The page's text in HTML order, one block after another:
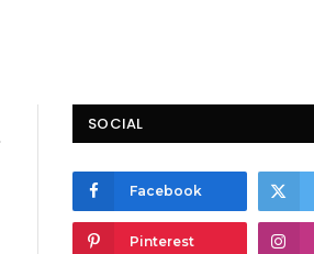
SOCIAL
Facebook
Pinterest